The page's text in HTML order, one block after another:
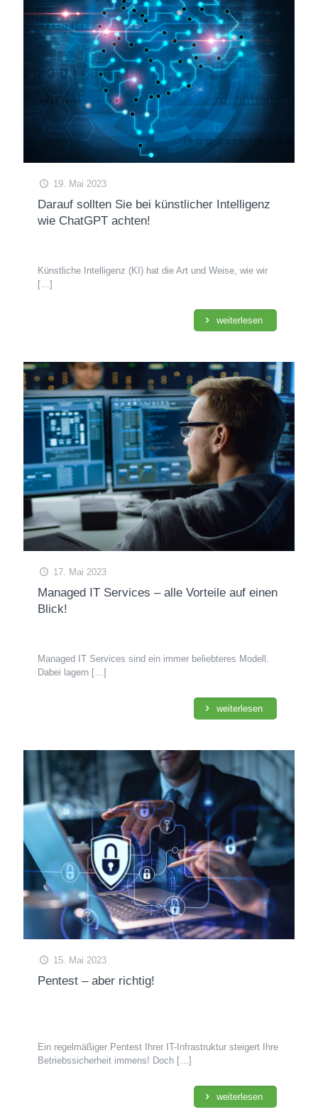
19. Mai 2023
Darauf sollten Sie bei künstlicher Intelligenz
wie ChatGPT achten!
Künstliche Intelligenz (KI) hat die Art und Weise, wie wir
[…]
weiterlesen
17. Mai 2023
Managed IT Services – alle Vorteile auf einen
Blick!
Managed IT Services sind ein immer beliebteres Modell.
Dabei lagern […]
weiterlesen
15. Mai 2023
Pentest – aber richtig!
Ein regelmäßiger Pentest Ihrer IT-Infrastruktur steigert Ihre
Betriebssicherheit immens! Doch […]
weiterlesen